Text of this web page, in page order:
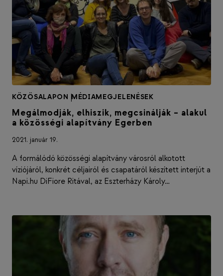
KÖZÖSALAPON |
MÉDIAMEGJELENÉSEK
Megálmodják, elhiszik, megcsinálják – alakul
a közösségi alapítvány Egerben
2021. január 19.
A formálódó közösségi alapítvány városról alkotott
víziójáról, konkrét céljairól és csapatáról készített interjút a
Napi.hu DiFiore Ritával, az Eszterházy Károly…